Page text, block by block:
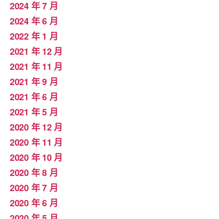
2024 年 7 月
2024 年 6 月
2022 年 1 月
2021 年 12 月
2021 年 11 月
2021 年 9 月
2021 年 6 月
2021 年 5 月
2020 年 12 月
2020 年 11 月
2020 年 10 月
2020 年 8 月
2020 年 7 月
2020 年 6 月